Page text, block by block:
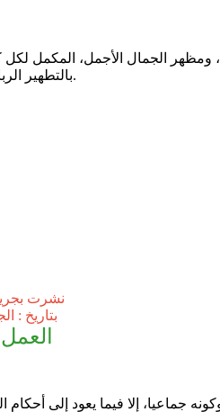
الجمال الأجمل، المكمل لكل
بالتطهير الرباني، وصحابته المشرفين بالشهود العياني؛ وسلم من أثر شهود نفوسنا صلاتنا عليه تسليما. والحمد لله المنعم المفضل حمدا عميما.
نشرت
بتاريخ : الجمعة 28 صفر 1439